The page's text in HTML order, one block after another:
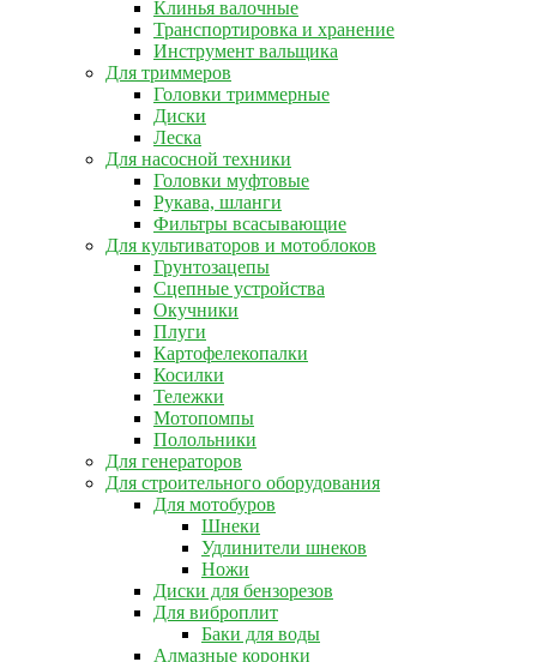
Клинья валочные
Транспортировка и хранение
Инструмент вальщика
Для триммеров
Головки триммерные
Диски
Леска
Для насосной техники
Головки муфтовые
Рукава, шланги
Фильтры всасывающие
Для культиваторов и мотоблоков
Грунтозацепы
Сцепные устройства
Окучники
Плуги
Картофелекопалки
Косилки
Тележки
Мотопомпы
Полольники
Для генераторов
Для строительного оборудования
Для мотобуров
Шнеки
Удлинители шнеков
Ножи
Диски для бензорезов
Для виброплит
Баки для воды
Алмазные коронки